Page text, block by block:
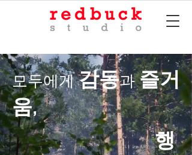
모두에게 감동과 즐거
움,
행